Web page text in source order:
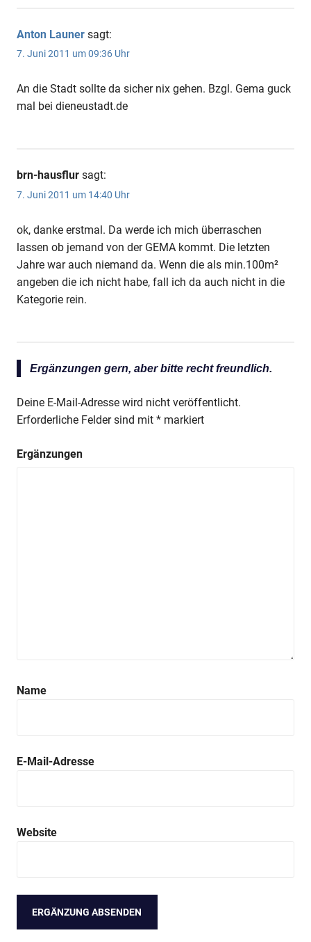
Anton Launer sagt:
7. Juni 2011 um 09:36 Uhr
An die Stadt sollte da sicher nix gehen. Bzgl. Gema guck
mal bei dieneustadt.de
brn-hausflur sagt:
7. Juni 2011 um 14:40 Uhr
ok, danke erstmal. Da werde ich mich überraschen
lassen ob jemand von der GEMA kommt. Die letzten
Jahre war auch niemand da. Wenn die als min.100m²
angeben die ich nicht habe, fall ich da auch nicht in die
Kategorie rein.
Ergänzungen gern, aber bitte recht freundlich.
Deine E-Mail-Adresse wird nicht veröffentlicht.
Erforderliche Felder sind mit * markiert
Ergänzungen
Name
E-Mail-Adresse
Website